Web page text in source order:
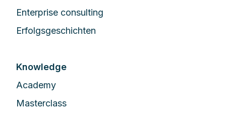
Enterprise сonsulting
Erfolgsgeschichten
Knowledge
Academy
Masterclass